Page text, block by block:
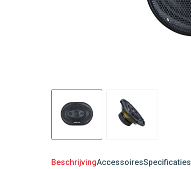
BeschrijvingAccessoiresSpecificaties